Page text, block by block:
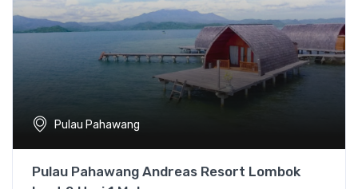
Pulau Pahawang
Pulau Pahawang Andreas Resort Lombok